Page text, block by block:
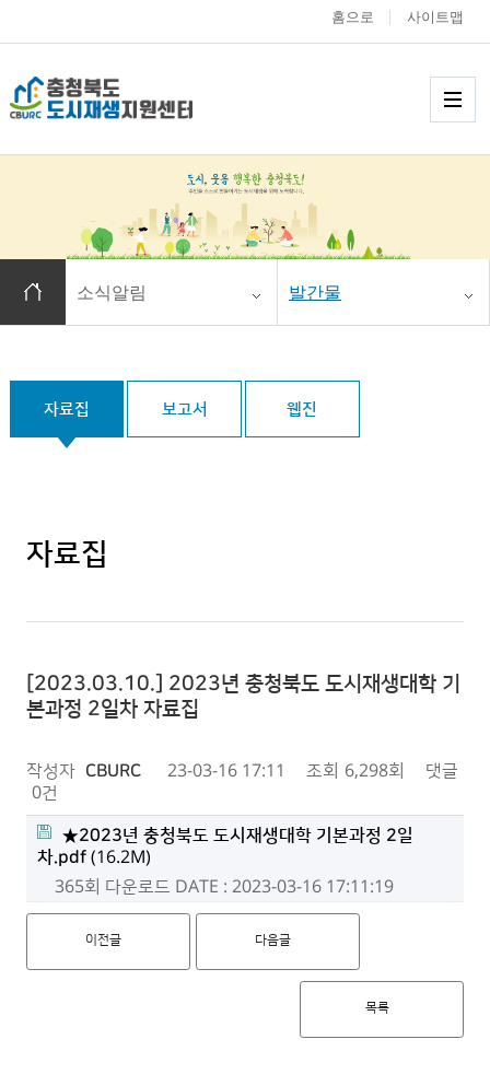
충청북도 도시재
홈으로 사이트맵
홈으로 이동
소식알림 발간물
자료집 보고서 웹진
자료집
[2023.03.10.] 2023년 충청북도 도시재생대학 기
본과정 2일차 자료집
작성자 CBURC 23-03-16 17:11 조회 6,298회
댓글
0건
★2023년 충청북도 도시재생대학 기본과정 2일
차.pdf(16.2M)
365회 다운로드 DATE : 2023-03-16 17:11:19
이전글 다음글
목록